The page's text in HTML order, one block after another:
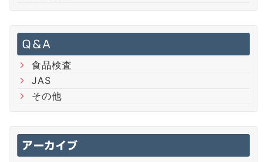
Q＆A
食品検査
JAS
その他
アーカイブ